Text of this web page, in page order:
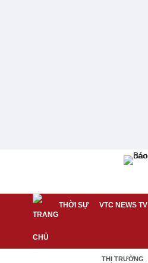
THỜI SỰ VTC NEWS TV
THỊ TRƯỜNG